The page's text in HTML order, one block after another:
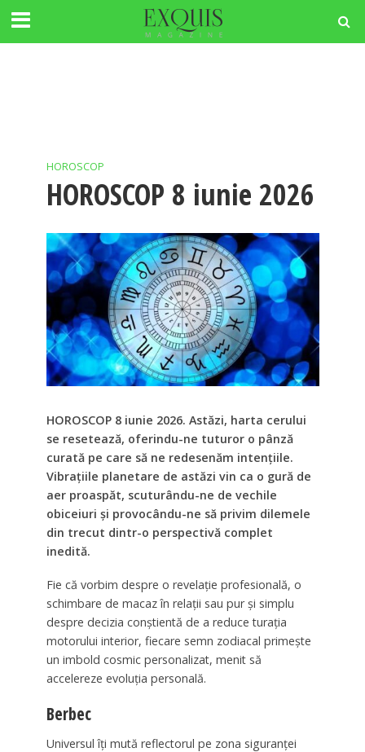
HOROSCOP
HOROSCOP 8 iunie 2026
HOROSCOP 8 iunie 2026. Astăzi, harta cerului
se resetează, oferindu-ne tuturor o pânză
curată pe care să ne redesenăm intențiile.
Vibrațiile planetare de astăzi vin ca o gură de
aer proaspăt, scuturându-ne de vechile
obiceiuri și provocându-ne să privim dilemele
din trecut dintr-o perspectivă complet
inedită.
Fie că vorbim despre o revelație profesională, o
schimbare de macaz în relații sau pur și simplu
despre decizia conștientă de a reduce turația
motorului interior, fiecare semn zodiacal primește
un imbold cosmic personalizat, menit să
accelereze evoluția personală.
Berbec
Universul îți mută reflectorul pe zona siguranței